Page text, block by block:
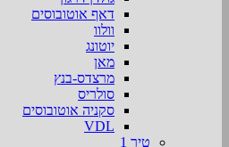
דאף אוטובוסים
וולוו
יוטונג
מאן
מרצדס-בנץ
סולריס
סקניה אוטובוסים
VDL
טיר 1